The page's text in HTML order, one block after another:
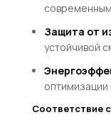
Защита от
устойчивой
Соответствие